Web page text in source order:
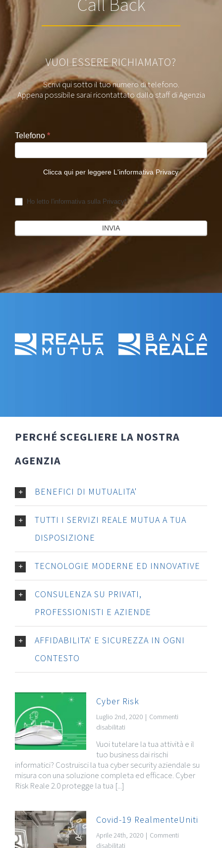
VUOI ESSERE RICHIAMATO?
Scrivi qui sotto il tuo numero di telefono.
Appena possibile sarai ricontattato dallo staff di Agenzia
Telefono *
Clicca qui per leggere L'informativa Privacy
Ho letto l'informativa sulla Privacy*
PERCHÉ SCEGLIERE LA NOSTRA
AGENZIA
BENEFICI DI MUTUALITA'
TUTTI I SERVIZI REALE MUTUA A TUA
DISPOSIZIONE
TECNOLOGIE MODERNE ED INNOVATIVE
CONSULENZA SU PRIVATI,
PROFESSIONISTI E AZIENDE
AFFIDABILITA' E SICUREZZA IN OGNI
CONTESTO
Cyber Risk
Luglio 2nd, 2020 | Commenti
disabilitati
Risk
Vuoi tutelare la tua attività e il
tuo business dai rischi
informatici? Costruisci la tua cyber security aziendale su
misura con una soluzione completa ed efficace. Cyber
Risk Reale 2.0 protegge la tua [...]
Covid-19 RealmenteUniti
Aprile 24th, 2020 | Commenti
disabilitati